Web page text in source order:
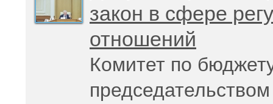
закон в сфере
отношений
Комитет по